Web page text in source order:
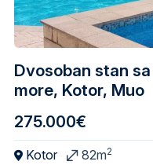
Dvosoban stan
more, Kotor, Muo
275.000€
Kotor 82m2